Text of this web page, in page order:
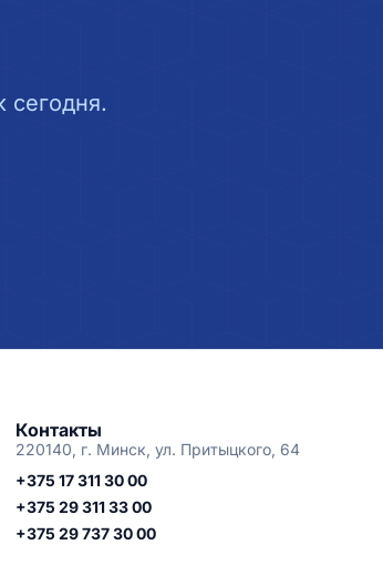
сегодня.
Контакты
220140, г. Минск, ул. Притыцкого, 64
+375 17 311 30 00
+375 29 311 33 00
+375 29 737 30 00